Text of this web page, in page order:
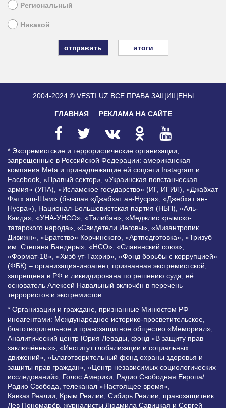
Региональный
Никакой
итоги
2004-2024 © VESTI.UZ ВСЕ ПРАВА ЗАЩИЩЕНЫ
ГЛАВНАЯ РЕКЛАМА НА САЙТЕ
* Экстремистские и террористические организации,
запрещенные в Российской Федерации: американская
компания Meta и принадлежащие ей соцсети Instagram и
Facebook, «Правый сектор», «Украинская повстанческая
армия» (УПА), «Исламское государство» (ИГ, ИГИЛ), «Джабхат
Фатх аш-Шам» (бывшая «Джабхат ан-Нусра», «Джебхат ан-
Нусра»), Национал-Большевистская партия (НБП), «Аль-
Каида», «УНА-УНСО», «Талибан», «Меджлис крымско-
татарского народа», «Свидетели Иеговы», «Мизантропик
Дивижн», «Братство» Корчинского, «Артподготовка», «Тризуб
им. Степана Бандеры», «НСО», «Славянский союз»,
«Формат-18», «Хизб ут-Тахрир», «Фонд борьбы с коррупцией»
(ФБК) – организация-иноагент, признанная экстремистской,
запрещена в РФ и ликвидирована по решению суда; её
основатель Алексей Навальный включён в перечень
террористов и экстремистов.
* Организации и граждане, признанные Минюстом РФ
иноагентами: Международное историко-просветительское,
благотворительное и правозащитное общество «Мемориал»,
Аналитический центр Юрия Левады, фонд «В защиту прав
заключённых», «Институт глобализации и социальных
движений», «Благотворительный фонд охраны здоровья и
защиты прав граждан», «Центр независимых социологических
исследований», Голос Америки, Радио Свободная Европа/
Радио Свобода, телеканал «Настоящее время»,
Кавказ.Реалии, Крым.Реалии, Сибирь.Реалии, правозащитник
Лев Пономарёв, журналисты Людмила Савицкая и Сергей